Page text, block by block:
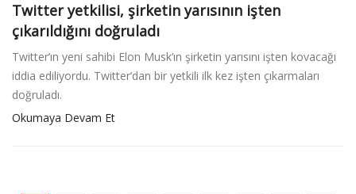
Twitter yetkilisi, şirketin yarısının işten
çıkarıldığını doğruladı
Twitter’ın yeni sahibi Elon Musk’ın şirketin yarısını işten kovacağı
iddia ediliyordu. Twitter’dan bir yetkili ilk kez işten çıkarmaları
doğruladı.
Okumaya Devam Et